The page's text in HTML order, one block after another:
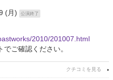
(月)
公演終了
2010/201007.html
ご確認ください。